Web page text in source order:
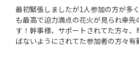
最初緊張しましたが1人参加の方が多
も最高で迫力満点の花火が見られ幸
す！幹事様、サポートされてた方々
ばないようにされてた参加者の方々